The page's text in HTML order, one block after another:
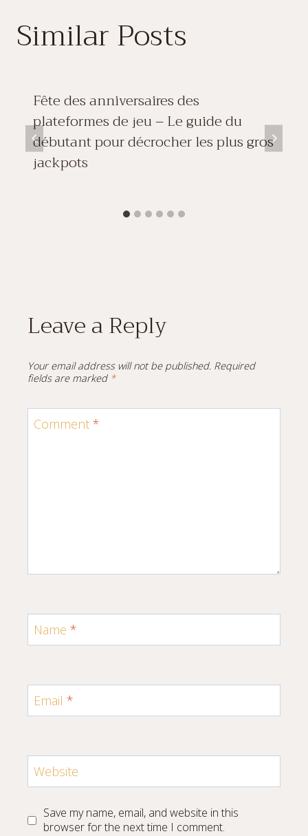
Similar Posts
Fête des anniversaires des
plateformes de jeu – Le guide du
débutant pour décrocher les plus gros
jackpots
Leave a Reply
Your email address will not be published. Required
fields are marked *
Comment *
Name *
Email *
Website
Save my name, email, and website in this
browser for the next time I comment.